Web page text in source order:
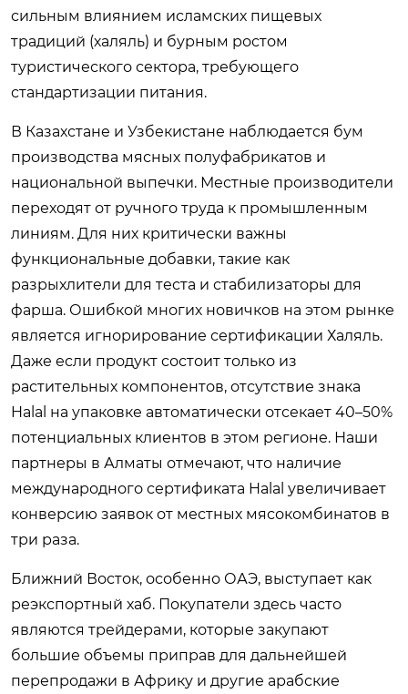
сильным влиянием исламских пищевых
традиций (халяль) и бурным ростом
туристического сектора, требующего
стандартизации питания.
В Казахстане и Узбекистане наблюдается бум
производства мясных полуфабрикатов и
национальной выпечки. Местные производители
переходят от ручного труда к промышленным
линиям. Для них критически важны
функциональные добавки, такие как
разрыхлители для теста и стабилизаторы для
фарша. Ошибкой многих новичков на этом рынке
является игнорирование сертификации Халяль.
Даже если продукт состоит только из
растительных компонентов, отсутствие знака
Halal на упаковке автоматически отсекает 40–50%
потенциальных клиентов в этом регионе. Наши
партнеры в Алматы отмечают, что наличие
международного сертификата Halal увеличивает
конверсию заявок от местных мясокомбинатов в
три раза.
Ближний Восток, особенно ОАЭ, выступает как
реэкспортный хаб. Покупатели здесь часто
являются трейдерами, которые закупают
большие объемы приправ для дальнейшей
перепродажи в Африку и другие арабские